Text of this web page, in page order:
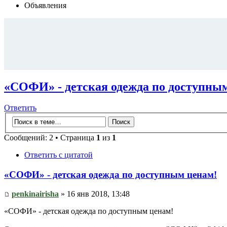
Объявления
«СОФИ» - детская одежда по
Ответить
Сообщений: 2 • Страница 1 из 1
Ответить с цитатой
«СОФИ» - детская одежда по доступным ценам!
penkinairisha » 16 янв 2018, 13:48
«СОФИ» - детская одежда по доступным ценам!